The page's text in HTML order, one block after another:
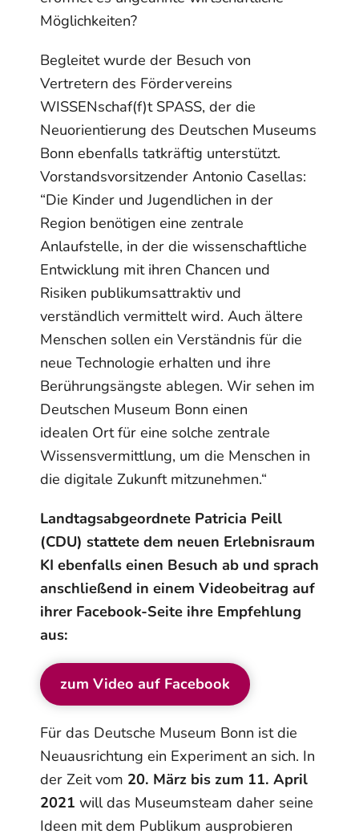
Möglichkeiten?
Begleitet wurde der Besuch von
Vertretern des Fördervereins
WISSENschaf(f)t SPASS, der die
Neuorientierung des Deutschen Museums
Bonn ebenfalls tatkräftig unterstützt.
Vorstandsvorsitzender Antonio Casellas:
“Die Kinder und Jugendlichen in der
Region benötigen eine zentrale
Anlaufstelle, in der die wissenschaftliche
Entwicklung mit ihren Chancen und
Risiken publikumsattraktiv und
verständlich vermittelt wird. Auch ältere
Menschen sollen ein Verständnis für die
neue Technologie erhalten und ihre
Berührungsängste ablegen. Wir sehen im
Deutschen Museum Bonn einen
idealen Ort für eine solche zentrale
Wissensvermittlung, um die Menschen in
die digitale Zukunft mitzunehmen.“
Landtagsabgeordnete Patricia Peill
(CDU) stattete dem neuen Erlebnisraum
KI ebenfalls einen Besuch ab und sprach
anschließend in einem Videobeitrag auf
ihrer Facebook-Seite ihre Empfehlung
aus:
zum Video auf Facebook
Für das Deutsche Museum Bonn ist die
Neuausrichtung ein Experiment an sich. In
der Zeit vom 20. März bis zum 11. April
2021 will das Museumsteam daher seine
Ideen mit dem Publikum ausprobieren